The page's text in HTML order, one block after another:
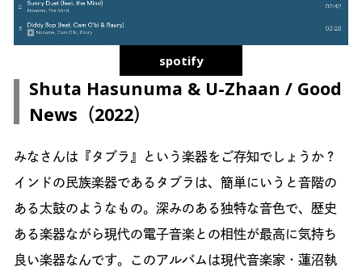
spotify
Shuta Hasunuma & U-Zhaan / Good
News（2022）
みなさんは『タブラ』という楽器をご存知でしょうか？
インドの民族楽器であるタブラは、簡単にいうと音階の
ある太鼓のようなもの。深みのある独特な音色で、歴史
ある楽器ながら現代の電子音楽との相性が最高に気持ち
良い楽器なんです。このアルバムは現代音楽家・蓮沼執